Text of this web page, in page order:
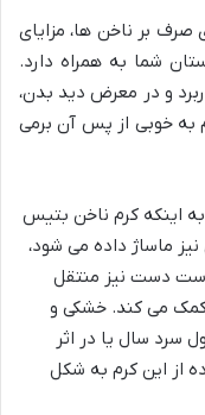
صرف بر ناخن ها، مزایای
شما به همراه دارد.
و در معرض دید بدن،
به خوبی از پس آن برمی
اینکه کرم ناخن بتیس
ماساژ داده می شود،
دست نیز منتقل
کمک می کند. خشکی و
سال یا در اثر
از این کرم به شکل